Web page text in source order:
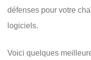
défenses pour votre
logiciels.
Voici quelques